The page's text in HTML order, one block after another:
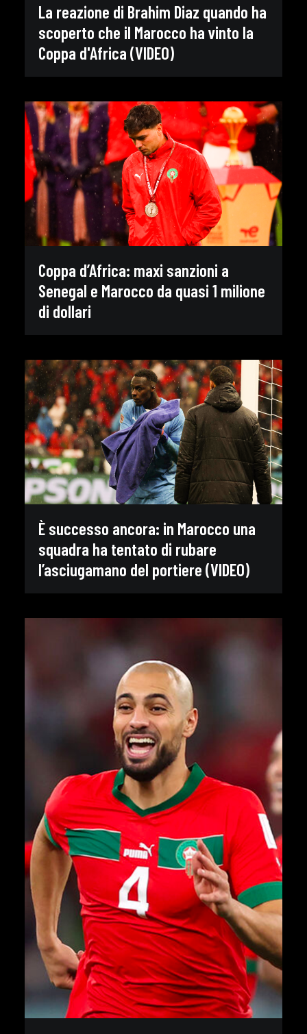
La reazione di Brahim Diaz quando ha
scoperto che il Marocco ha vinto la
Coppa d'Africa (VIDEO)
Coppa d’Africa: maxi sanzioni a
Senegal e Marocco da quasi 1 milione
di dollari
È successo ancora: in Marocco una
squadra ha tentato di rubare
l’asciugamano del portiere (VIDEO)